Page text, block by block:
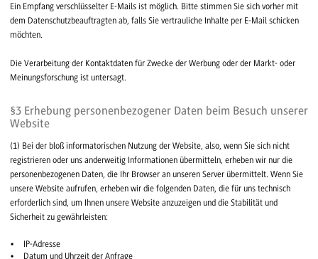
Ein Empfang verschlüsselter E-Mails ist möglich. Bitte stimmen Sie sich vorher mit
dem Datenschutzbeauftragten ab, falls Sie vertrauliche Inhalte per E-Mail schicken
möchten.
Die Verarbeitung der Kontaktdaten für Zwecke der Werbung oder der Markt- oder
Meinungsforschung ist untersagt.
§3 Erhebung personenbezogener Daten beim Besuch unserer
Website
(1) Bei der bloß informatorischen Nutzung der Website, also, wenn Sie sich nicht
registrieren oder uns anderweitig Informationen übermitteln, erheben wir nur die
personenbezogenen Daten, die Ihr Browser an unseren Server übermittelt. Wenn Sie
unsere Website aufrufen, erheben wir die folgenden Daten, die für uns technisch
erforderlich sind, um Ihnen unsere Website anzuzeigen und die Stabilität und
Sicherheit zu gewährleisten:
IP-Adresse
Datum und Uhrzeit der Anfrage